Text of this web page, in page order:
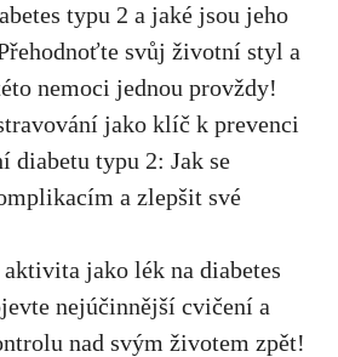
typu 2 ‍a jaké jsou jeho⁢
svůj životní styl a
nemoci jednou provždy!
jako klíč k prevenci
diabetu typu 2: Jak se
a zlepšit své
jako lék na diabetes
nejúčinnější cvičení a
nad ⁣svým životem zpět!